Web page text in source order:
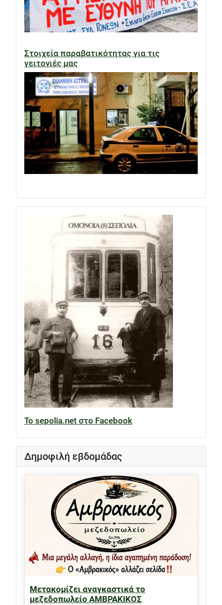
Στοιχεία παραβατικότητας για τις
γειτονιές μας
Το sepolia.net στο Facebook
Δημοφιλή εβδομάδας
Μετακομίζει αναγκαστικά το
μεζεδοπωλείο ΑΜΒΡΑΚΙΚΟΣ